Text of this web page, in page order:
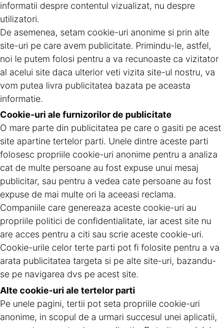
informatii despre contentul vizualizat, nu despre
utilizatori.
De asemenea, setam cookie-uri anonime si prin alte
site-uri pe care avem publicitate. Primindu-le, astfel,
noi le putem folosi pentru a va recunoaste ca vizitator
al acelui site daca ulterior veti vizita site-ul nostru, va
vom putea livra publicitatea bazata pe aceasta
informatie.
Cookie-uri ale furnizorilor de publicitate
O mare parte din publicitatea pe care o gasiti pe acest
site apartine tertelor parti. Unele dintre aceste parti
folosesc propriile cookie-uri anonime pentru a analiza
cat de multe persoane au fost expuse unui mesaj
publicitar, sau pentru a vedea cate persoane au fost
expuse de mai multe ori la aceeasi reclama.
Companiile care genereaza aceste cookie-uri au
propriile politici de confidentialitate, iar acest site nu
are acces pentru a citi sau scrie aceste cookie-uri.
Cookie-urile celor terte parti pot fi folosite pentru a va
arata publicitatea targeta si pe alte site-uri, bazandu-
se pe navigarea dvs pe acest site.
Alte cookie-uri ale tertelor parti
Pe unele pagini, tertii pot seta propriile cookie-uri
anonime, in scopul de a urmari succesul unei aplicatii,